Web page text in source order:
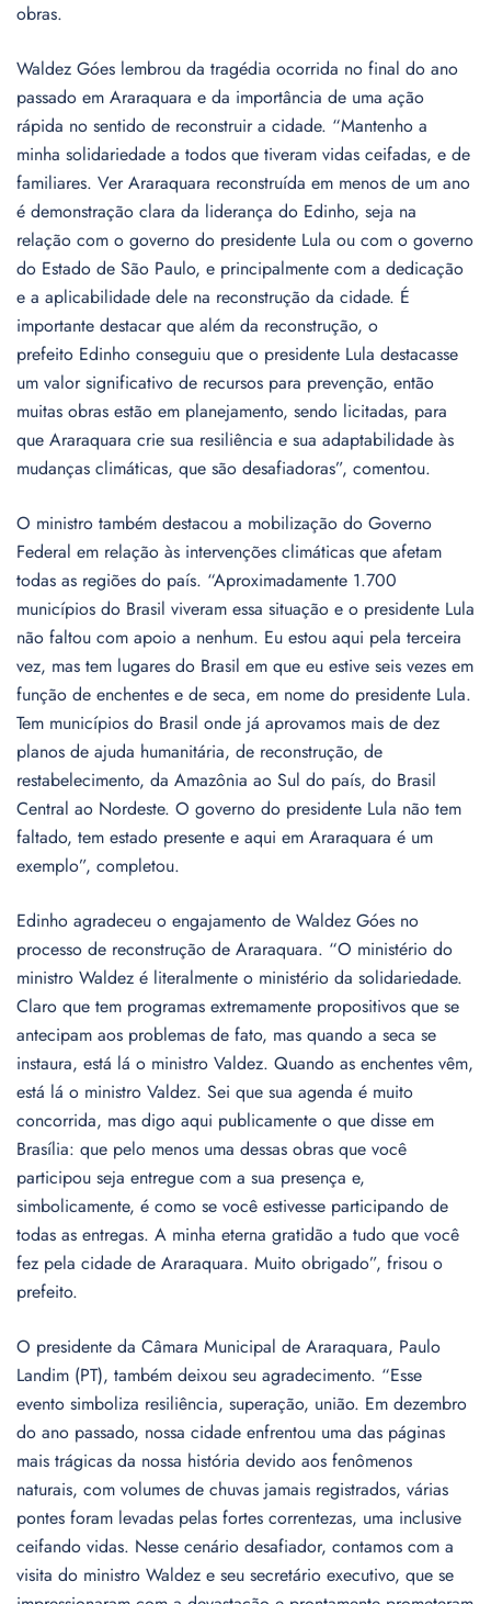
obras.
Waldez Góes lembrou da tragédia ocorrida no final do ano
passado em Araraquara e da importância de uma ação
rápida no sentido de reconstruir a cidade. “Mantenho a
minha solidariedade a todos que tiveram vidas ceifadas, e de
familiares. Ver Araraquara reconstruída em menos de um ano
é demonstração clara da liderança do Edinho, seja na
relação com o governo do presidente Lula ou com o governo
do Estado de São Paulo, e principalmente com a dedicação
e a aplicabilidade dele na reconstrução da cidade. É
importante destacar que além da reconstrução, o
prefeito Edinho conseguiu que o presidente Lula destacasse
um valor significativo de recursos para prevenção, então
muitas obras estão em planejamento, sendo licitadas, para
que Araraquara crie sua resiliência e sua adaptabilidade às
mudanças climáticas, que são desafiadoras”, comentou.
O ministro também destacou a mobilização do Governo
Federal em relação às intervenções climáticas que afetam
todas as regiões do país. “Aproximadamente 1.700
municípios do Brasil viveram essa situação e o presidente Lula
não faltou com apoio a nenhum. Eu estou aqui pela terceira
vez, mas tem lugares do Brasil em que eu estive seis vezes em
função de enchentes e de seca, em nome do presidente Lula.
Tem municípios do Brasil onde já aprovamos mais de dez
planos de ajuda humanitária, de reconstrução, de
restabelecimento, da Amazônia ao Sul do país, do Brasil
Central ao Nordeste. O governo do presidente Lula não tem
faltado, tem estado presente e aqui em Araraquara é um
exemplo”, completou.
Edinho agradeceu o engajamento de Waldez Góes no
processo de reconstrução de Araraquara. “O ministério do
ministro Waldez é literalmente o ministério da solidariedade.
Claro que tem programas extremamente propositivos que se
antecipam aos problemas de fato, mas quando a seca se
instaura, está lá o ministro Valdez. Quando as enchentes vêm,
está lá o ministro Valdez. Sei que sua agenda é muito
concorrida, mas digo aqui publicamente o que disse em
Brasília: que pelo menos uma dessas obras que você
participou seja entregue com a sua presença e,
simbolicamente, é como se você estivesse participando de
todas as entregas. A minha eterna gratidão a tudo que você
fez pela cidade de Araraquara. Muito obrigado”, frisou o
prefeito.
O presidente da Câmara Municipal de Araraquara, Paulo
Landim (PT), também deixou seu agradecimento. “Esse
evento simboliza resiliência, superação, união. Em dezembro
do ano passado, nossa cidade enfrentou uma das páginas
mais trágicas da nossa história devido aos fenômenos
naturais, com volumes de chuvas jamais registrados, várias
pontes foram levadas pelas fortes correntezas, uma inclusive
ceifando vidas. Nesse cenário desafiador, contamos com a
visita do ministro Waldez e seu secretário executivo, que se